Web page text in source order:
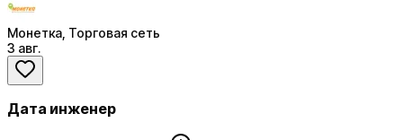
Монетка, Торговая сеть
3 авг.
Дата инженер